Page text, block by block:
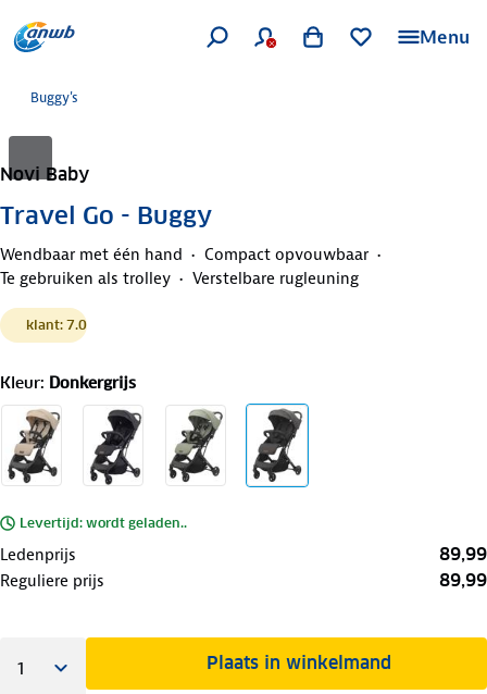
Menu
Buggy's
Novi Baby
Travel Go - Buggy
Wendbaar met één hand
Compact opvouwbaar
Te gebruiken als trolley
Verstelbare rugleuning
klant: 7.0
Kleur: Donkergrijs
Levertijd: wordt geladen..
Ledenprijs 89,99
Reguliere prijs 89,99
Plaats in winkelmand